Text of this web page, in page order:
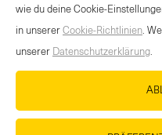
COOKIE-
MEDIADATENBANK
wie du deine Cookie-
in unserer Cookie-Richtlinien.
unserer Datenschutzerklärung.